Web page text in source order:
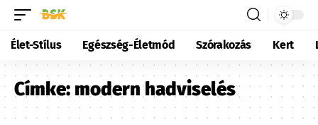
Élet-Stílus Egészség-Életmód Szórakozás Kert
Címke: modern hadviselés